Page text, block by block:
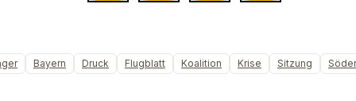
Bayern Druck Flugblatt Koalition Krise Sitzung Söder